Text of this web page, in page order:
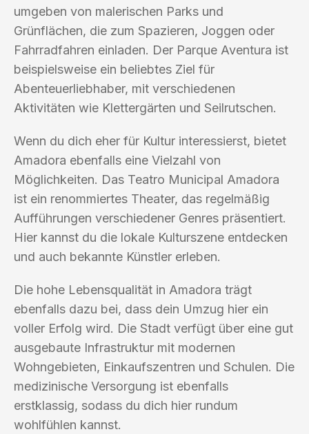
umgeben von malerischen Parks und
Grünflächen, die zum Spazieren, Joggen oder
Fahrradfahren einladen. Der Parque Aventura ist
beispielsweise ein beliebtes Ziel für
Abenteuerliebhaber, mit verschiedenen
Aktivitäten wie Klettergärten und Seilrutschen.
Wenn du dich eher für Kultur interessierst, bietet
Amadora ebenfalls eine Vielzahl von
Möglichkeiten. Das Teatro Municipal Amadora
ist ein renommiertes Theater, das regelmäßig
Aufführungen verschiedener Genres präsentiert.
Hier kannst du die lokale Kulturszene entdecken
und auch bekannte Künstler erleben.
Die hohe Lebensqualität in Amadora trägt
ebenfalls dazu bei, dass dein Umzug hier ein
voller Erfolg wird. Die Stadt verfügt über eine gut
ausgebaute Infrastruktur mit modernen
Wohngebieten, Einkaufszentren und Schulen. Die
medizinische Versorgung ist ebenfalls
erstklassig, sodass du dich hier rundum
wohlfühlen kannst.